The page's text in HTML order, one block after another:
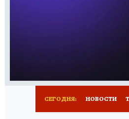
СЕГОДНЯ: НОВОСТИ